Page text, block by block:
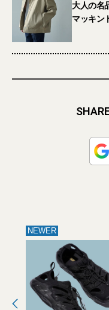
大人の名
マッキン
NEWER